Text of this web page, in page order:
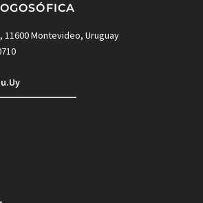
11600 Montevideo, Uruguay